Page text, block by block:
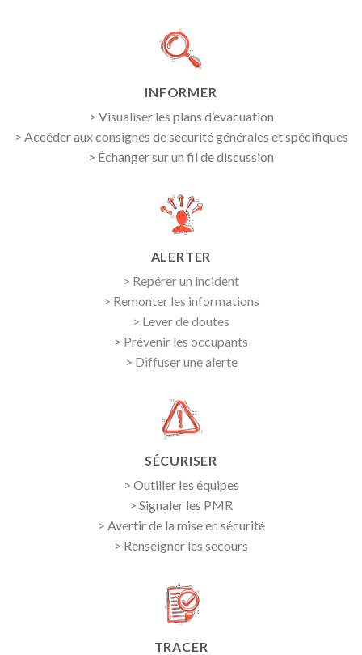
INFORMER
> Visualiser les plans d’évacuation
> Accéder aux consignes de sécurité générales et spécifiques
> Échanger sur un fil de discussion
ALERTER
> Repérer un incident
> Remonter les informations
> Lever de doutes
> Prévenir les occupants
> Diffuser une alerte
SÉCURISER
> Outiller les équipes
> Signaler les PMR
> Avertir de la mise en sécurité
> Renseigner les secours
TRACER